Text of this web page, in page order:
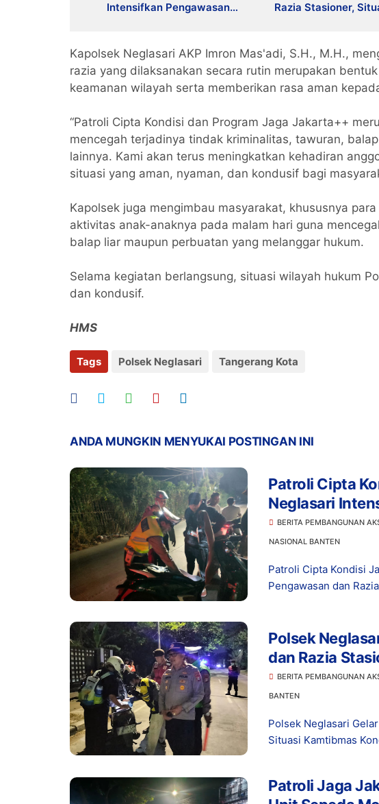
Intensifkan Pengawasan
Razia Stasioner,
Kapolsek Neglasari AKP Imron Mas'adi, S.H., M.H.,
razia yang dilaksanakan secara rutin merupakan
keamanan wilayah serta memberikan rasa aman
“Patroli Cipta Kondisi dan Program Jaga Jakarta++
mencegah terjadinya tindak kriminalitas, tawuran,
lainnya. Kami akan terus meningkatkan kehadiran
situasi yang aman, nyaman, dan kondusif bagi
Kapolsek juga mengimbau masyarakat, khususnya
aktivitas anak-anaknya pada malam hari guna
balap liar maupun perbuatan yang melanggar hukum.
Selama kegiatan berlangsung, situasi wilayah hukum
dan kondusif.
HMS
Tags Polsek Neglasari Tangerang Kota
ANDA MUNGKIN MENYUKAI POSTINGAN INI
Patroli Cipta
Neglasari
Antisipasi
BERITA PEMBANGUNAN
NASIONAL BANTEN
Patroli Cipta Kondisi
Pengawasan dan
Polsek
dan Razia
Kondusif
BERITA PEMBANGUNAN
BANTEN
Polsek Neglasari
Situasi Kamtibmas
Patroli Jaga